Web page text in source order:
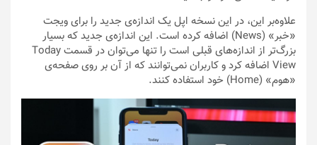
علاوه‌بر این، در این نسخه اپل یک اندازه‌ی جدید را برای ویجت
«خبر» (News) اضافه کرده است. این اندازه‌ی جدید که بسیار
بزرگ‌تر از اندازه‌های قبلی است را تنها می‌توان در قسمت Today
View اضافه کرد و کاربران نمی‌توانند که از آن بر روی صفحه‌ی
«هوم» (Home) خود استفاده کنند.